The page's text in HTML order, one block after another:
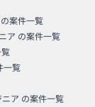
の案件一覧
ア の案件一覧
一覧
ア の案件一覧